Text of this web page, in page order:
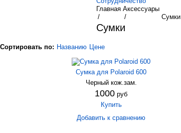
Главная
/
Аксессуары
/
Сумки
Сумки
Сортировать по: Названию Цене
Сумка для Polaroid 600
Черный кож.зам.
1000 руб
Купить
Добавить к сравнению